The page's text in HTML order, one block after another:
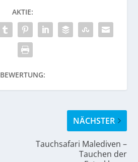
AKTIE:
BEWERTUNG:
NÄCHSTER
Tauchsafari Malediven –
Tauchen der